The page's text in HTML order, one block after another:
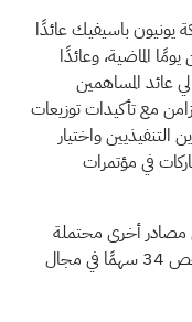
حققت شركة يونيون باسيفيك عائدًا
الثلاثين يومًا الماضية، وعائدًا
عائد المساهمين
بالتزامن مع تأكيدات توزيعات
التنفيذيين واختيار
في مؤتمرات
مصادر أخرى محتملة
34 سهمًا في مجال